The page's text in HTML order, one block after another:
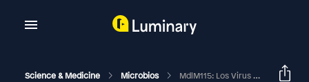
Science & Medicine Microbios MdlM115: Los Virus Entéricos Humanos, Un Gran Problema Para La Salud Pública Con Albert Bosh